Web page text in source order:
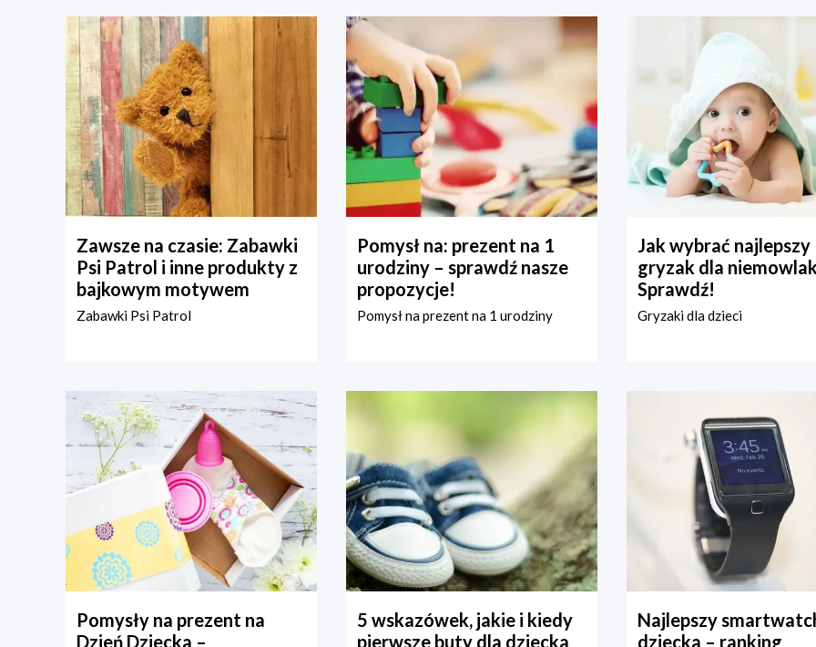
Zawsze na czasie: Zabawki
Psi Patrol i inne produkty z
bajkowym motywem
Zabawki Psi Patrol
Pomysł na: prezent na 1
urodziny – sprawdź nasze
propozycje!
Pomysł na prezent na 1 urodziny
Jak wybrać najlepszy
gryzak dla
Sprawdź!
Gryzaki dla dzieci
Pomysły na prezent na
Dzień Dziecka –
5 wskazówek, jakie i kiedy
pierwsze buty dla dziecka
Najlepszy
dziecka – ranking